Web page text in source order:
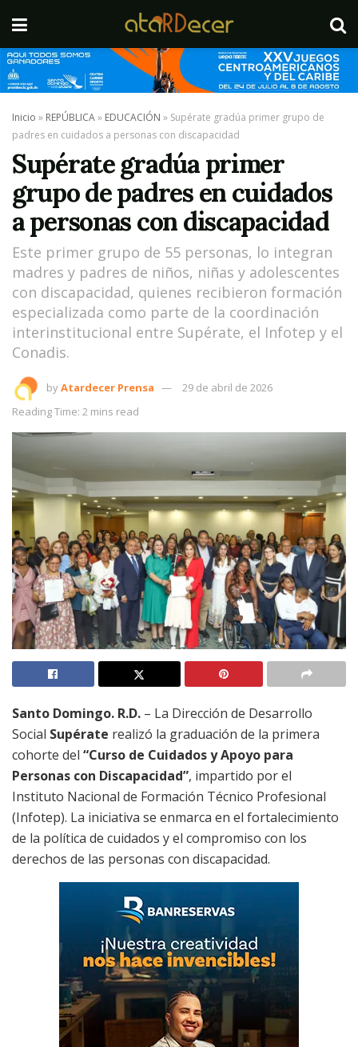
Inicio » REPÚBLICA» EDUCACIÓN » Supérate gradúa primer grupo de
padres en cuidados a personas con discapacidad
Supérate gradúa primer
grupo de padres en cuidados
a personas con discapacidad
Este primer grupo de 55 personas, lo integran
madres y padres de niños, niñas y adolescentes
con discapacidad, quienes recibieron formación
especializada como parte de la coordinación
interinstitucional entre Supérate, el Infotep y el
Conadis.
byAtardecer Prensa
29 de abril de 2026
Reading Time: 2 mins read
Santo Domingo. R.D. – La Dirección de Desarrollo
Social Supérate realizó la graduación de la primera
cohorte del “Curso de Cuidados y Apoyo para
Personas con Discapacidad”, impartido por el
Instituto Nacional de Formación Técnico Profesional
(Infotep). La iniciativa se enmarca en el fortalecimiento
de la política de cuidados y el compromiso con los
derechos de las personas con discapacidad.